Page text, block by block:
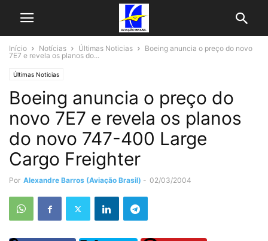
Início Notícias Últimas Noticias
Boeing anuncia o preço do novo
7E7 e revela os planos do...
Últimas Noticias
Boeing anuncia o preço do
novo 7E7 e revela os planos
do novo 747-400 Large
Cargo Freighter
Por Alexandre Barros (Aviação Brasil) - 02/03/2004